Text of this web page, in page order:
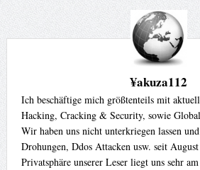
¥akuza112
Ich beschäftige mich größtenteils mit
Hacking, Cracking & Security, sowie
Wir haben uns nicht unterkriegen lassen
Drohungen, Ddos Attacken usw. seit
Privatsphäre unserer Leser liegt uns sehr